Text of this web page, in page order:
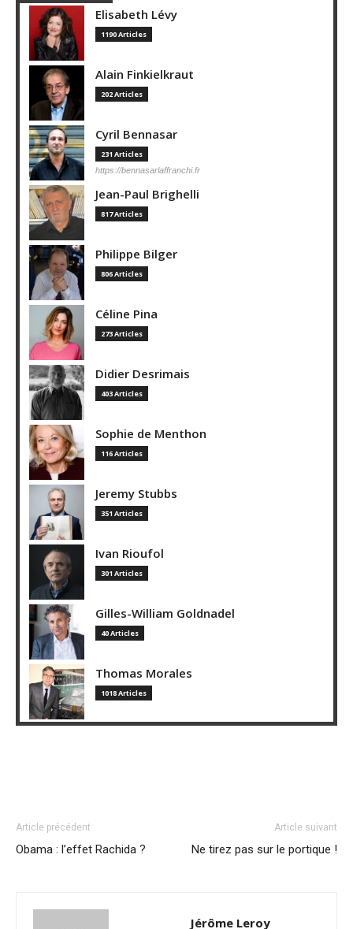
Elisabeth Lévy
1190 Articles
Alain Finkielkraut
202 Articles
Cyril Bennasar
231 Articles
https://bennasarlaffranchi.fr
Jean-Paul Brighelli
817 Articles
Philippe Bilger
806 Articles
Céline Pina
273 Articles
Didier Desrimais
403 Articles
Sophie de Menthon
116 Articles
Jeremy Stubbs
351 Articles
Ivan Rioufol
301 Articles
Gilles-William Goldnadel
40 Articles
Thomas Morales
1018 Articles
Article précédent
Obama : l’effet Rachida ?
Article suivant
Ne tirez pas sur le portique !
Jérôme Leroy